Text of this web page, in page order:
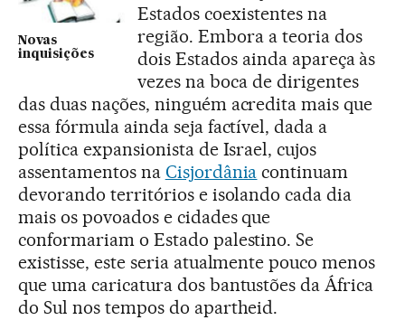
Novas
inquisições
Estados coexistentes na
região. Embora a teoria dos
dois Estados ainda apareça às
vezes na boca de dirigentes
das duas nações, ninguém acredita mais que
essa fórmula ainda seja factível, dada a
política expansionista de Israel, cujos
assentamentos na Cisjordânia continuam
devorando territórios e isolando cada dia
mais os povoados e cidades que
conformariam o Estado palestino. Se
existisse, este seria atualmente pouco menos
que uma caricatura dos bantustões da África
do Sul nos tempos do apartheid.